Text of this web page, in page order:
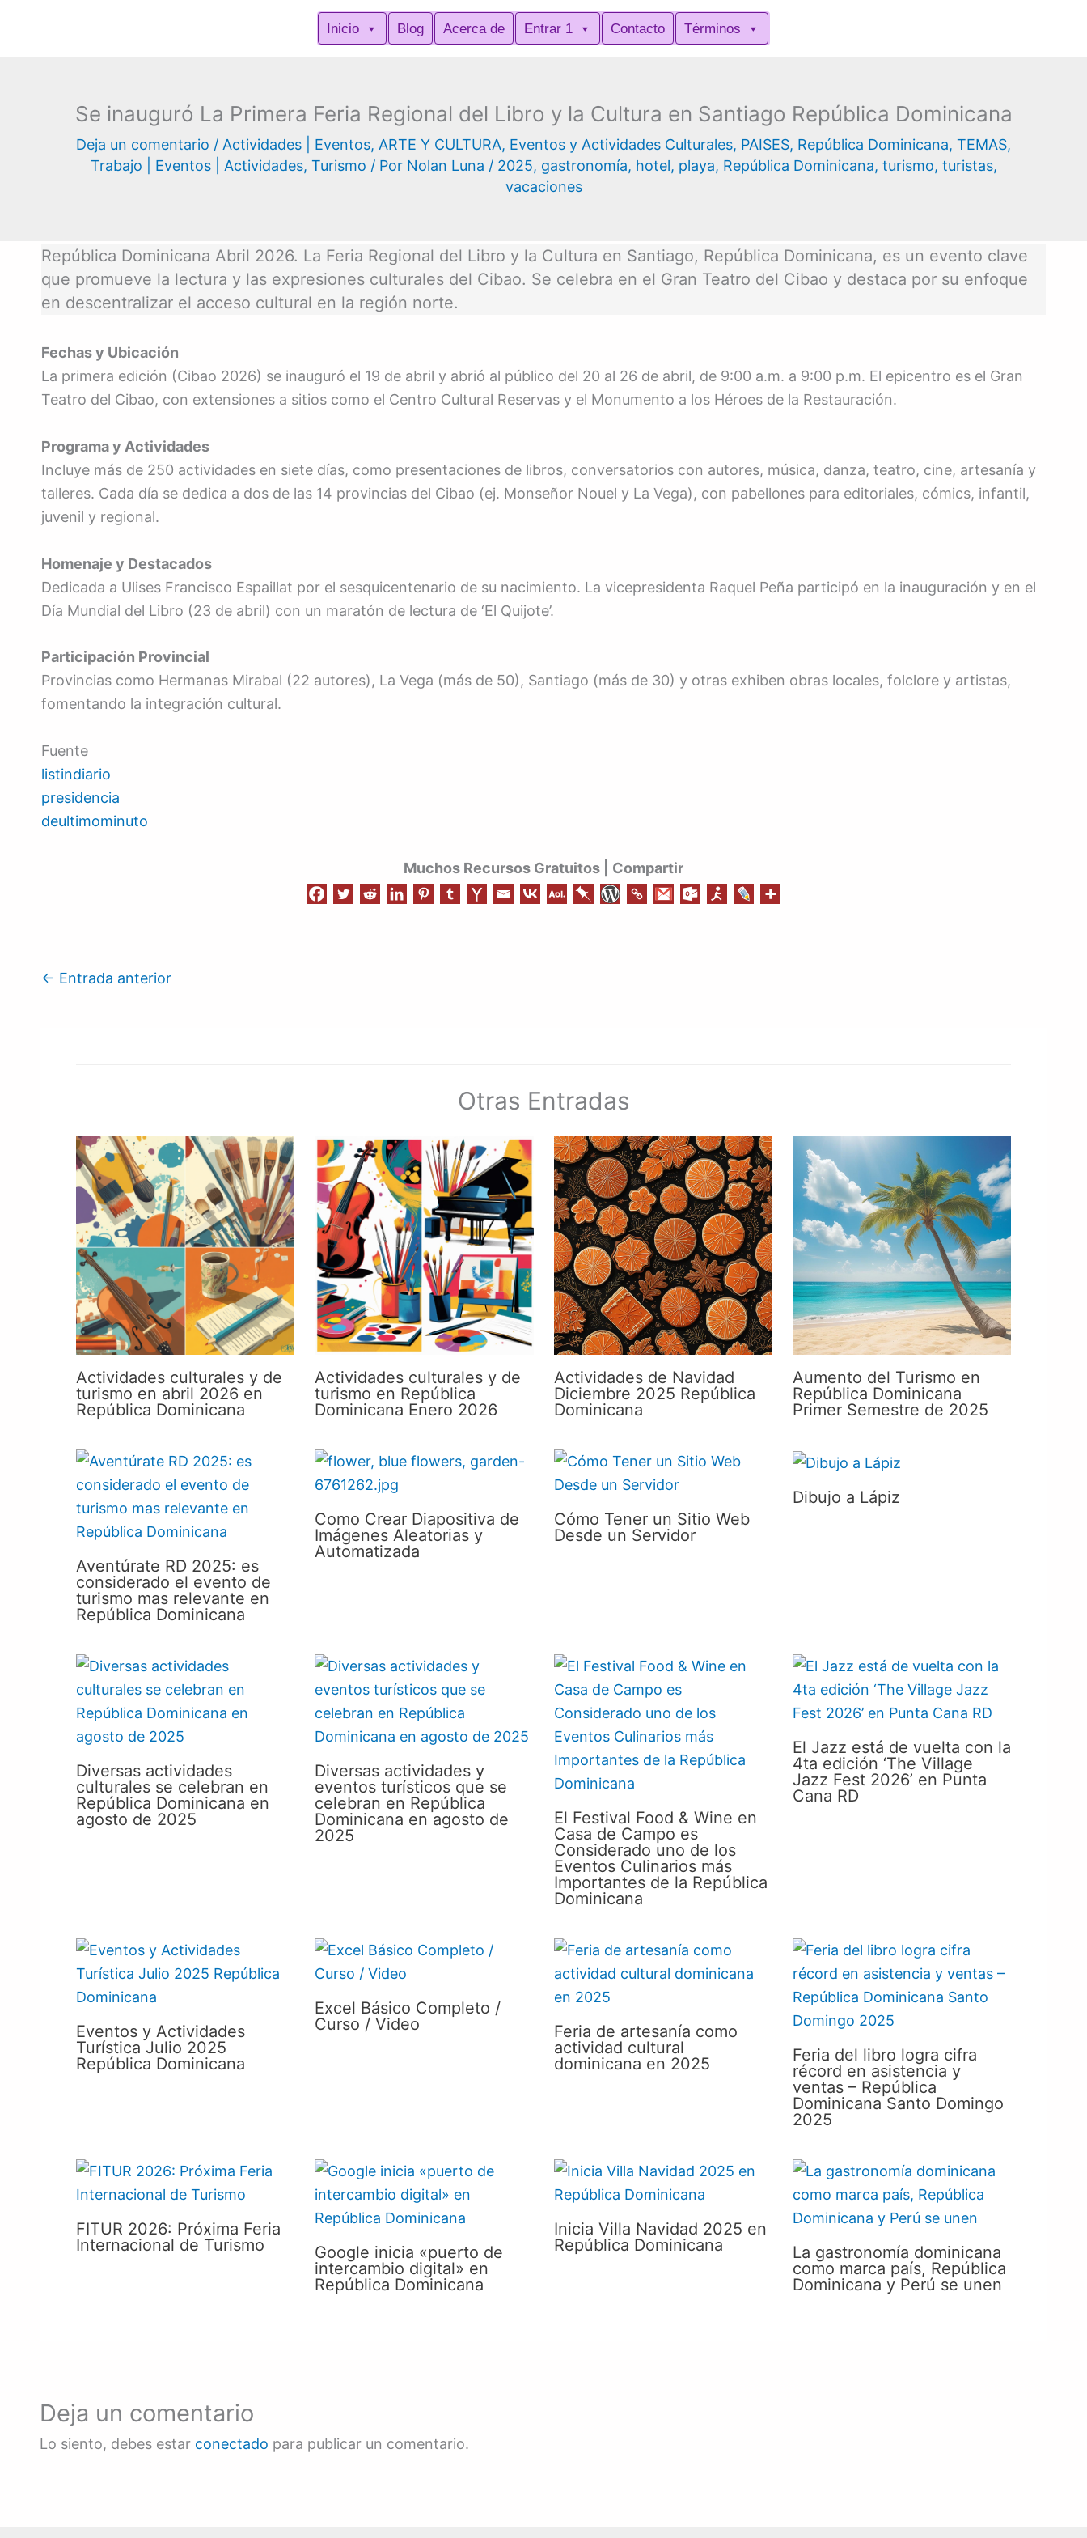
contenido
Inicio Blog Acerca de Entrar 1 Contacto Términos
Se inauguró La Primera Feria Regional del Libro y la Cultura en Santiago República Dominicana
Deja un comentario / Actividades | Eventos, ARTE Y CULTURA, Eventos y Actividades Culturales, PAISES, República Dominicana, TEMAS,
Trabajo | Eventos | Actividades, Turismo / Por Nolan Luna / 2025, gastronomía, hotel, playa, República Dominicana, turismo, turistas,
vacaciones
República Dominicana Abril 2026. La Feria Regional del Libro y la Cultura en Santiago, República Dominicana, es un evento clave
que promueve la lectura y las expresiones culturales del Cibao. Se celebra en el Gran Teatro del Cibao y destaca por su enfoque
en descentralizar el acceso cultural en la región norte.
Fechas y Ubicación
La primera edición (Cibao 2026) se inauguró el 19 de abril y abrió al público del 20 al 26 de abril, de 9:00 a.m. a 9:00 p.m. El epicentro es el Gran
Teatro del Cibao, con extensiones a sitios como el Centro Cultural Reservas y el Monumento a los Héroes de la Restauración.
Programa y Actividades
Incluye más de 250 actividades en siete días, como presentaciones de libros, conversatorios con autores, música, danza, teatro, cine, artesanía y
talleres. Cada día se dedica a dos de las 14 provincias del Cibao (ej. Monseñor Nouel y La Vega), con pabellones para editoriales, cómics, infantil,
juvenil y regional.
Homenaje y Destacados
Dedicada a Ulises Francisco Espaillat por el sesquicentenario de su nacimiento. La vicepresidenta Raquel Peña participó en la inauguración y en el
Día Mundial del Libro (23 de abril) con un maratón de lectura de ‘El Quijote’.
Participación Provincial
Provincias como Hermanas Mirabal (22 autores), La Vega (más de 50), Santiago (más de 30) y otras exhiben obras locales, folclore y artistas,
fomentando la integración cultural.
Fuente
listindiario
presidencia
deultimominuto
Muchos Recursos Gratuitos | Compartir
← Entrada anterior
Otras Entradas
Actividades culturales y de
turismo en abril 2026 en
República Dominicana
Actividades culturales y de
turismo en República
Dominicana Enero 2026
Actividades de Navidad
Diciembre 2025 República
Dominicana
Aumento del Turismo en
República Dominicana
Primer Semestre de 2025
Aventúrate RD 2025: es
considerado el evento de
turismo mas relevante en
República Dominicana
Como Crear Diapositiva de
Imágenes Aleatorias y
Automatizada
Cómo Tener un Sitio Web
Desde un Servidor
Dibujo a Lápiz
Diversas actividades
culturales se celebran en
República Dominicana en
agosto de 2025
Diversas actividades y
eventos turísticos que se
celebran en República
Dominicana en agosto de
2025
El Festival Food & Wine en
Casa de Campo es
Considerado uno de los
Eventos Culinarios más
Importantes de la República
Dominicana
El Jazz está de vuelta con la
4ta edición ‘The Village
Jazz Fest 2026’ en Punta
Cana RD
Eventos y Actividades
Turística Julio 2025
República Dominicana
Excel Básico Completo /
Curso / Video
Feria de artesanía como
actividad cultural
dominicana en 2025
Feria del libro logra cifra
récord en asistencia y
ventas – República
Dominicana Santo Domingo
2025
FITUR 2026: Próxima Feria
Internacional de Turismo
Google inicia «puerto de
intercambio digital» en
República Dominicana
Inicia Villa Navidad 2025 en
República Dominicana
La gastronomía dominicana
como marca país, República
Dominicana y Perú se unen
Deja un comentario
Lo siento, debes estar conectado para publicar un comentario.